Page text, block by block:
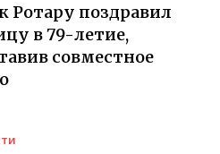
Ротару поздравил
в 79-летие,
совместное